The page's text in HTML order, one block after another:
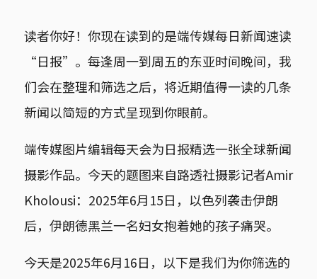
读者你好！你现在读到的是端传媒每日新闻速读
“日报”。每逢周一到周五的东亚时间晚间，我
们会在整理和筛选之后，将近期值得一读的几条
新闻以简短的方式呈现到你眼前。
端传媒图片编辑每天会为日报精选一张全球新闻
摄影作品。今天的题图来自路透社摄影记者Amir
Kholousi：2025年6月15日，以色列袭击伊朗
后，伊朗德黑兰一名妇女抱着她的孩子痛哭。
今天是2025年6月16日，以下是我们为你筛选的